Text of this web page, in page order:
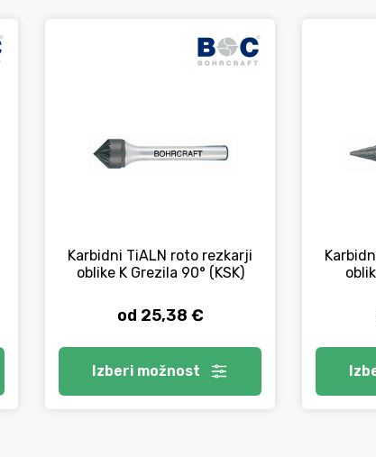
Karbidni TiALN roto rezkarji
oblike K Grezila 90° (KSK)
od 25,38 €
Izberi možnost